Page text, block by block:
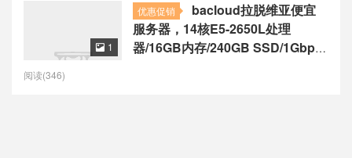
优惠促销
bacloud拉脱维亚便宜
服务器，14核E5-2650L处理
器/16GB内存/240GB SSD/1Gbps
 1
阅读(346)